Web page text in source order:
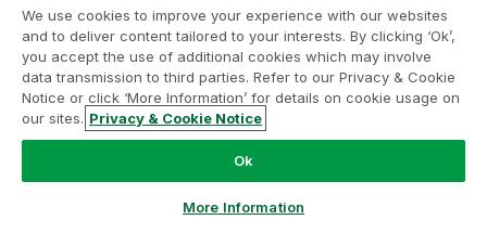
するために
tAmazonAuroraOutput
使える参照カラムを入力
します。
合、特に、データに対して
We use cookies to improve your experience with our websites
and to deliver content tailored to your interests. By clicking ‘Ok’,
you accept the use of additional cookies which may involve
data transmission to third parties. Refer to our Privacy & Cookie
Notice or click ‘More Information’ for details on cookie usage on
our sites. Privacy & Cookie Notice
Ok
More Information